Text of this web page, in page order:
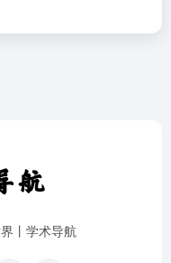
丨学术导航